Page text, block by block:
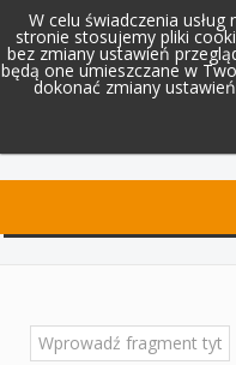
W celu świadczenia
stronie stosujemy pliki
bez zmiany ustawień
będą one umieszczane w
dokonać zmiany